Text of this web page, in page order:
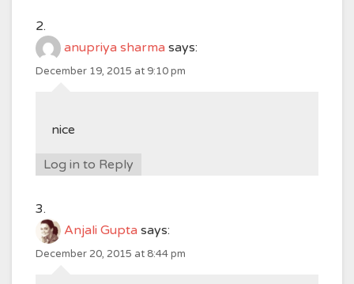
anupriya sharma says:
December 19, 2015 at 9:10 pm
nice
Log in to Reply
Anjali Gupta says:
December 20, 2015 at 8:44 pm